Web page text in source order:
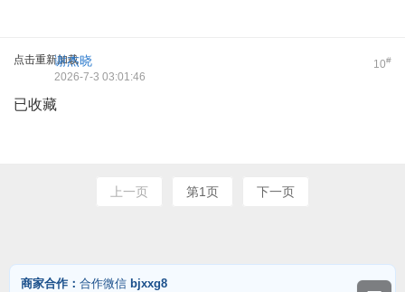
点击重新加载 10#
谢杰晓
2026-7-3 03:01:46
已收藏
上一页 第1页 下一页
商家合作： 合作微信 bjxxg8